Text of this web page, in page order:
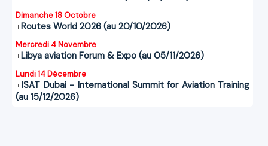
Dimanche 18 Octobre
Routes World 2026 (au 20/10/2026)
Mercredi 4 Novembre
Libya aviation Forum & Expo (au 05/11/2026)
Lundi 14 Décembre
ISAT Dubai - International Summit for Aviation Training
(au 15/12/2026)